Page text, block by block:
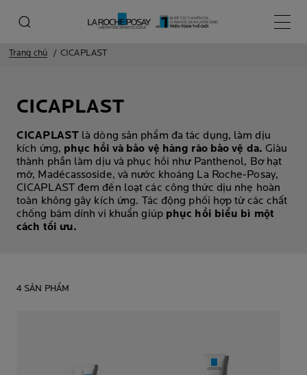
Menu
Trang chủ CICAPLAST
CICAPLAST
CICAPLASTlà dòng sản phẩm đa tác dụng, làm dịu
kích ứng, phục hồi và bảo vệ hàng rào bảo vệ da. Giàu
thành phần làm dịu và phục hồi như Panthenol, Bơ hạt
mỡ, Madécassoside, và nước khoáng La Roche-Posay,
CICAPLAST đem đến loạt các công thức dịu nhẹ hoàn
toàn không gây kích ứng. Tác động phối hợp từ các chất
chống bám dính vi khuẩn giúp phục hồi biểu bì một
cách tối ưu.
4 SẢN PHẨM